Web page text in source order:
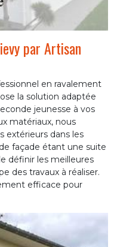
par Artisan
en ravalement
la solution adaptée
jeunesse à vos
matériaux, nous
extérieurs dans les
façade étant une suite
définir les meilleures
des travaux à réaliser.
efficace pour